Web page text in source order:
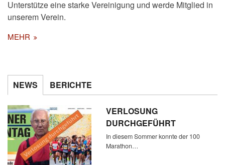
Unterstütze eine starke Vereinigung und werde Mitglied in
unserem Verein.
MEHR
NEWS BERICHTE
VERLOSUNG
DURCHGEFÜHRT
In diesem Sommer konnte der 100
Marathon…